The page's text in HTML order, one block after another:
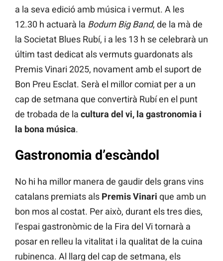
a la seva edició amb música i vermut. A les
12.30 h actuarà la Bodum Big Band, de la mà de
la Societat Blues Rubí, i a les 13 h se celebrarà un
últim tast dedicat als vermuts guardonats als
Premis Vinari 2025, novament amb el suport de
Bon Preu Esclat. Serà el millor comiat per a un
cap de setmana que convertirà Rubí en el punt
de trobada de la cultura del vi, la gastronomia i
la bona música.
Gastronomia d’escàndol
No hi ha millor manera de gaudir dels grans vins
catalans premiats als Premis Vinari que amb un
bon mos al costat. Per això, durant els tres dies,
l’espai gastronòmic de la Fira del Vi tornarà a
posar en relleu la vitalitat i la qualitat de la cuina
rubinenca. Al llarg del cap de setmana, els